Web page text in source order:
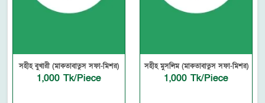
সহীহ বুখারী (মাকতাবাতুস সফা-মিশর)
1,000 Tk/Piece
সহীহ মুসলিম (মাকতাবাতুস সফা-মিশর)
1,000 Tk/Piece